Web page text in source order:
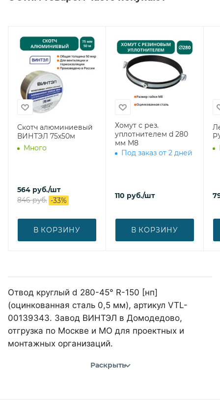
Скотч алюминиевый
ВИНТЭЛ 75х50м
Много
564 руб./шт
846руб. -33%
В КОРЗИНУ
Хомут с рез.
уплотнителем d 280
мм М8
Под заказ от 2 дней
110 руб./шт
В КОРЗИНУ
Отвод круглый d 280-45° R-150 [нп]
(оцинкованная сталь 0,5 мм), артикул VTL-
00139343. Завод ВИНТЭЛ в Домодедово,
отгрузка по Москве и МО для проектных и
монтажных организаций.
Раскрыть